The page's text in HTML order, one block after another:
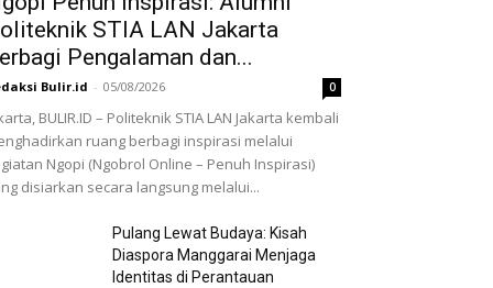
STIA LAN Jakarta
Pengalaman dan...
Bulir.id - 05/08/2026 0
BULIR.ID – Politeknik STIA LAN Jakarta kembali
ruang berbagi inspirasi melalui
Ngopi (Ngobrol Online – Penuh Inspirasi)
disiarkan secara langsung melalui...
Pulang Lewat Budaya: Kisah
Diaspora Manggarai Menjaga
Identitas di Perantauan